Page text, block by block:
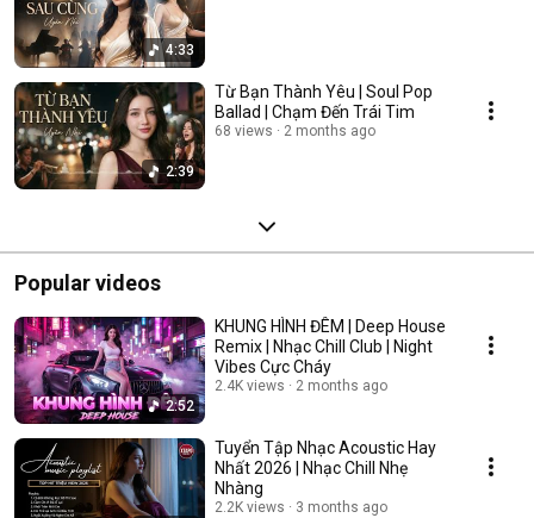
4:33
2:39
Từ Bạn Thành Yêu | Soul Pop
Ballad | Chạm Đến Trái Tim
68 views 2 months ago
Popular videos
2:52
KHUNG HÌNH ĐÊM | Deep House
Remix | Nhạc Chill Club | Night
Vibes Cực Cháy
2.4K views 2 months ago
Tuyển Tập Nhạc Acoustic Hay
Nhất 2026 | Nhạc Chill Nhẹ
Nhàng
2.2K views 3 months ago